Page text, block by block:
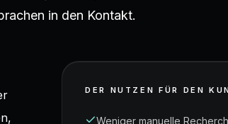
in den Kontakt.
DER NUTZEN FÜR DEN
Weniger manuelle